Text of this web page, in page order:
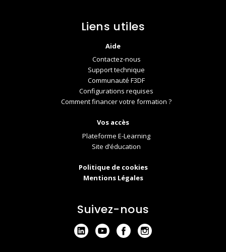
Liens utiles
Aide
Contactez-nous
Support technique
Communauté F3DF
Configurations requises
Comment financer votre formation ?
Vos accès
Plateforme E-Learning
Site d’éducation
Politique de cookies
Mentions Légales
Suivez-nous